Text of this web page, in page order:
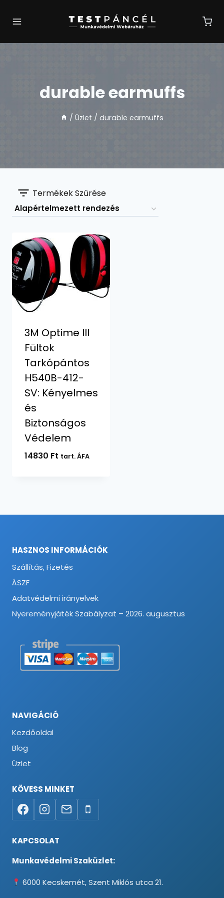
durable earmuffs
/ Üzlet / durable earmuffs
Termékek Szűrése
3M Optime III
Fültok
Tarkópántos
H540B-412-
SV: Kényelmes
és
Biztonságos
Védelem
14830 Ft tart. ÁFA
HASZNOS INFORMÁCIÓK
Szállítás, Fizetés
ÁSZF
Adatvédelmi irányelvek
Nyereményjáték Szabályzat – 2026. augusztus
NAVIGÁCIÓ
Kezdőoldal
Blog
Üzlet
KÖVESS MINKET
KAPCSOLAT
Munkavédelmi Szaküzlet:
6000 Kecskemét, Szent Miklós utca 21.